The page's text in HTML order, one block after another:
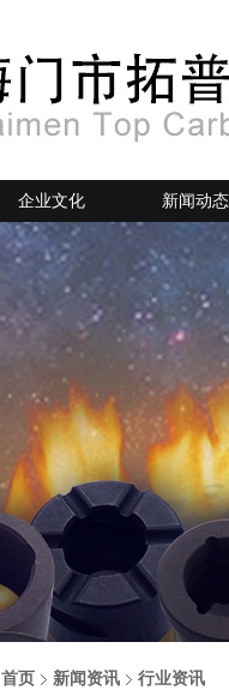
企业文化 新闻动态
首页 新闻资讯 行业资讯